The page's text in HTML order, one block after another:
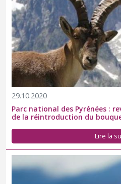
29.10.2020
Parc national des Pyrénées :
de la réintroduction du
Lire la